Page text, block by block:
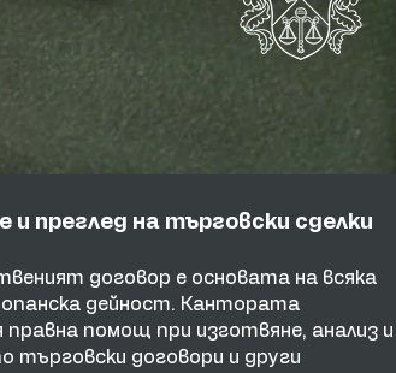
и преглед на търговски сделки
договор е основата на всяка
дейност. Кантората
правна помощ при изготвяне, анализ и
търговски договори и други